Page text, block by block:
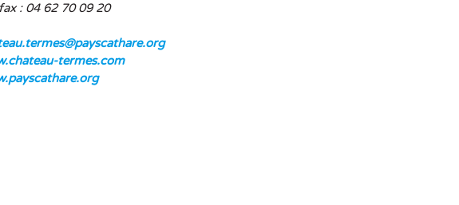
: 04 62 70 09 20
termes.com